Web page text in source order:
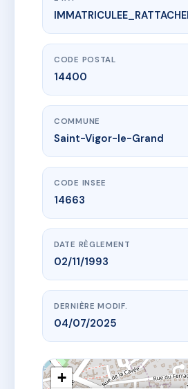
www.vme.plus/
AURIGNY
1 rte de caen14400 Saint-Vigor-
CODE POSTAL
14400
COMMUNE
Saint-Vigor-le-Grand
CODE INSEE
14663
DATE RÈGLEMENT
02/11/1993
DERNIÈRE MODIF.
04/07/2025
+